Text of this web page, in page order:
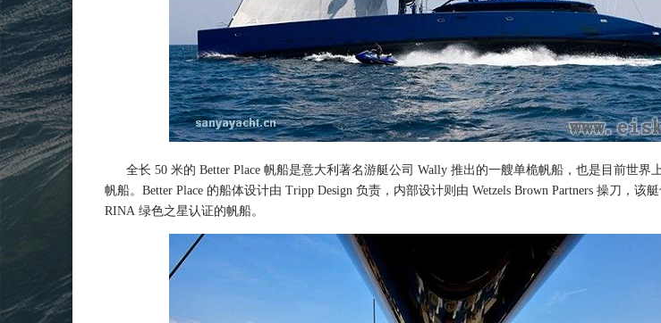
全长 50 米的 Better Place 帆船是意大利著名游艇公司 Wally 推出的一艘单桅帆船，也是目前世界
帆船。Better Place 的船体设计由 Tripp Design 负责，内部设计则由 Wetzels Brown Partners 操刀，该
RINA 绿色之星认证的帆船。